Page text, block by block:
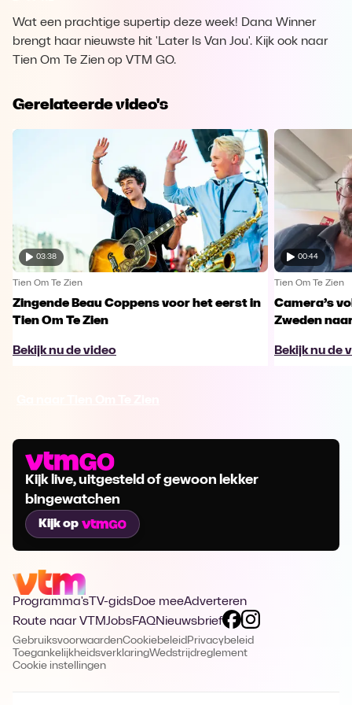
Wat een prachtige supertip deze week! Dana Winner
brengt haar nieuwste hit 'Later Is Van Jou'. Kijk ook naar
Tien Om Te Zien op VTM GO.
Gerelateerde video's
03:38
Tien Om Te Zien
Zingende Beau Coppens voor het eerst in
Tien Om Te Zien
Bekijk nu de video
00:44
Tien Om Te Zien
Camera’s
Zweden
Bekijk nu de
Kijk live, uitgesteld of gewoon lekker
bingewatchen
Kijk op
Programma's TV-gidsDoe meeAdverteren
Route naar VTMJobsFAQNieuwsbrief
GebruiksvoorwaardenCookiebeleid Privacybeleid
ToegankelijkheidsverklaringWedstrijdreglement
Cookie instellingen